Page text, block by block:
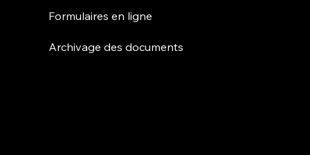
Formulaires en ligne
Archivage des documents